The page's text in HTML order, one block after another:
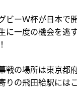
ビーＷ杯が日本で
に一度の機会を逃す
戦の場所は東京都
りの飛田給駅には